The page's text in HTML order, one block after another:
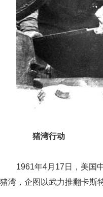
猪湾行动
1961年4月17日，美国
猪湾，企图以武力推翻卡斯